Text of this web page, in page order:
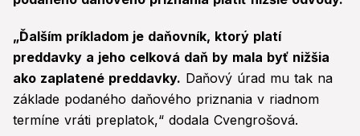
„Ďalším príkladom je daňovník, ktorý platí
preddavky a jeho celková daň by mala byť nižšia
ako zaplatené preddavky. Daňový úrad mu tak na
základe podaného daňového priznania v riadnom
termíne vráti preplatok,“ dodala Cvengrošová.